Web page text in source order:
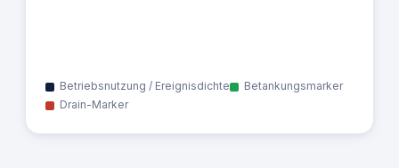
Betriebsnutzung / Ereignisdichte
Betankungsmarker
Drain-Marker